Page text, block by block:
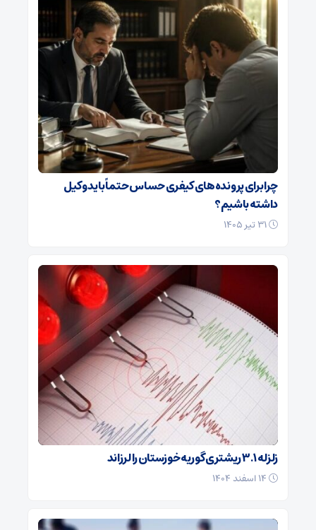
چرا برای پرونده‌های کیفری حساس حتماً باید وکیل
داشته باشیم؟
زلزله ۳.۱ ریشتری گوریه خوزستان را لرزاند